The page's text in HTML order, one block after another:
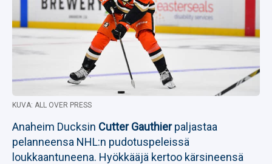
KUVA: ALL OVER PRESS
Anaheim Ducksin Cutter Gauthierpaljastaa
pelanneensa NHL:n pudotuspeleissä
loukkaantuneena. Hyökkääjä kertoo kärsineensä